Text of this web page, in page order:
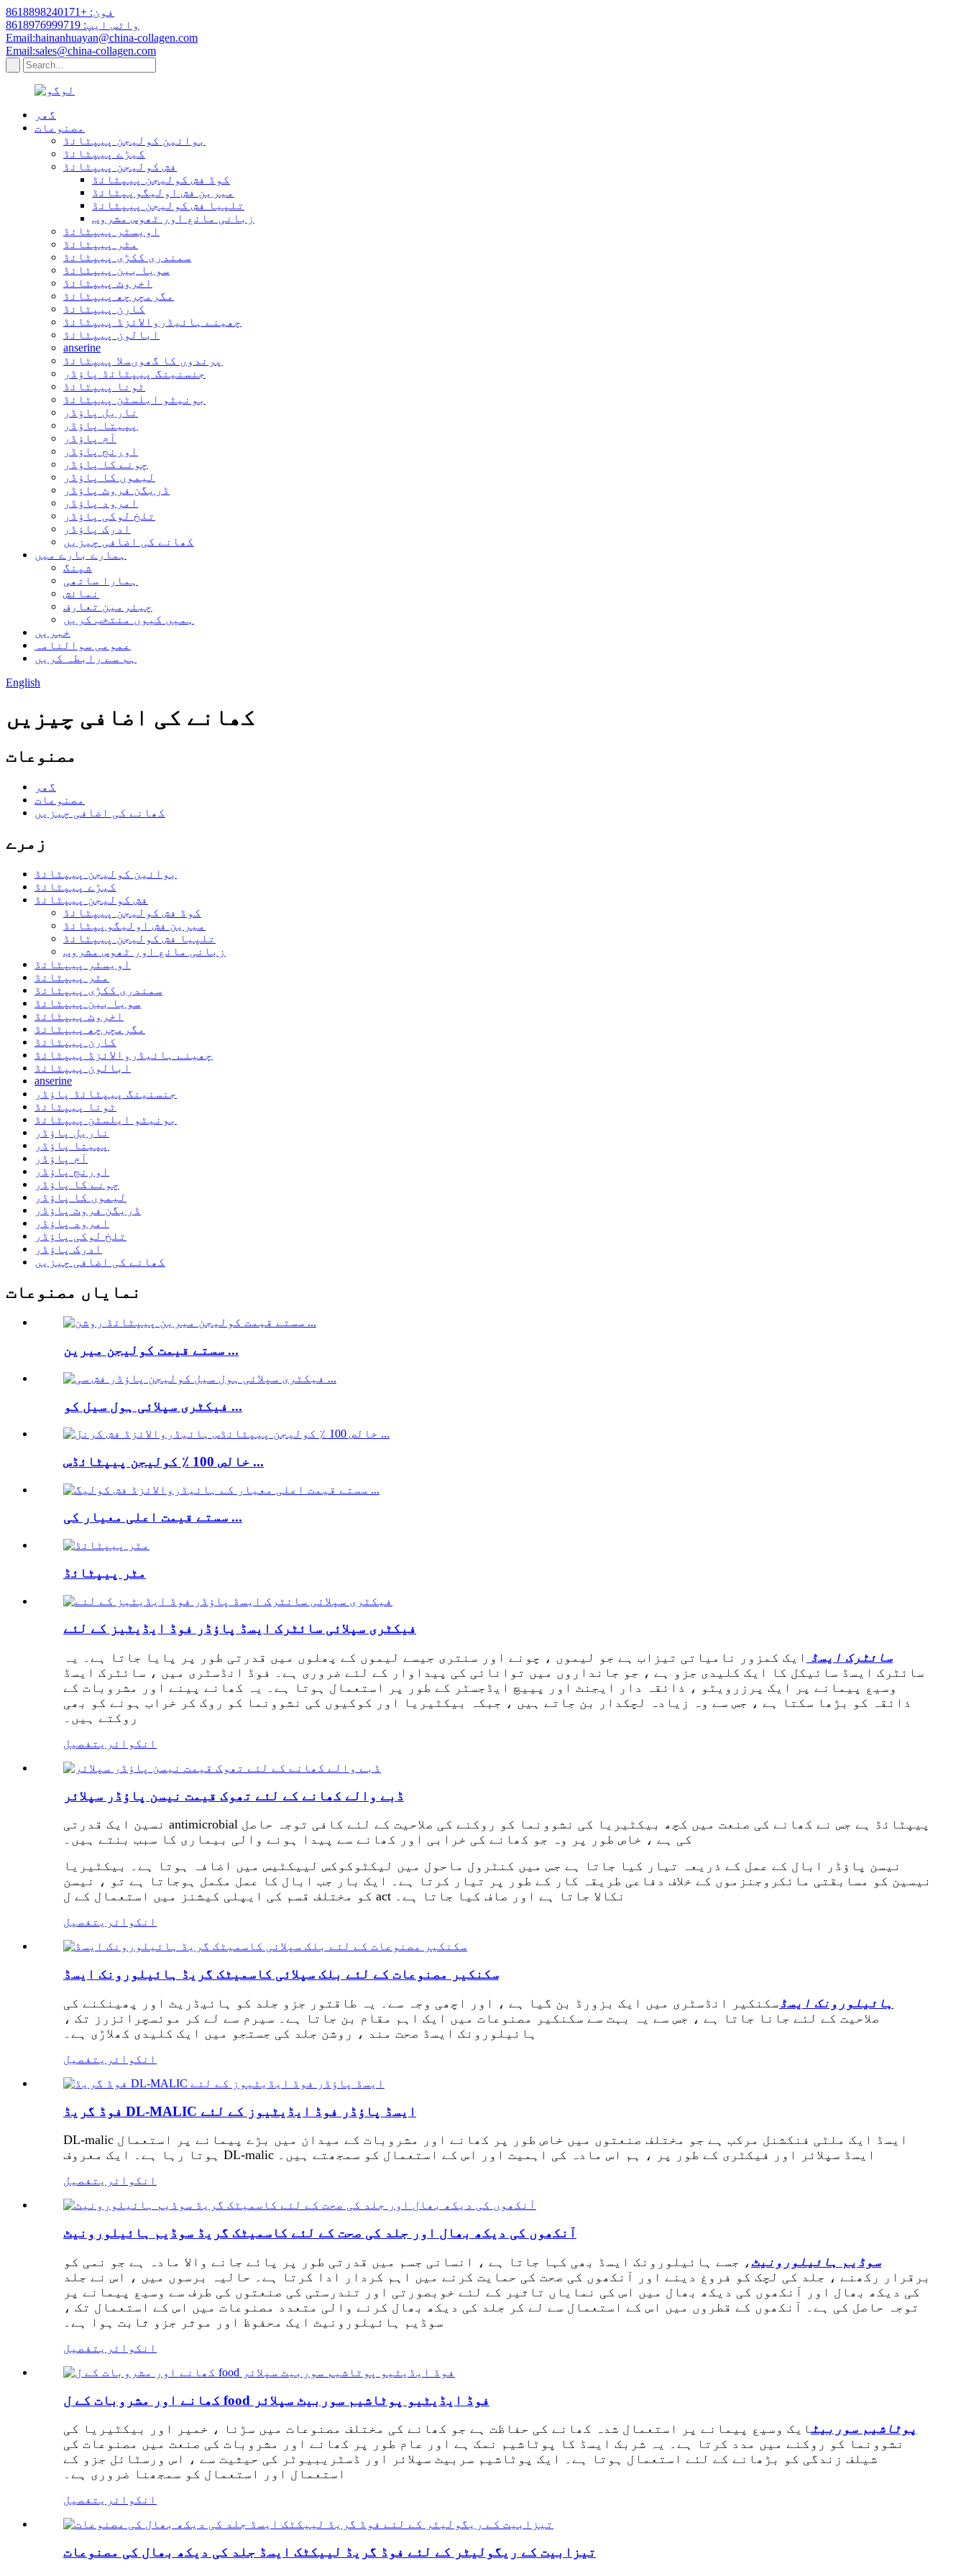
فون: +8618898240171
واٹس ایپ: 8618976999719
Email:hainanhuayan@china-collagen.com
Email:sales@china-collagen.com
گھر
مصنوعات
بوائین کولیجن پیپٹائڈ
کیڑے پیپٹائڈ
فش کولیجن پیپٹائڈ
کوڈ فش کولیجن پیپٹائڈ
میرین فش اولیگوپپٹائڈ
تلپیا فش کولیجن پیپٹائڈ
زبانی مائع اور ٹھوس مشروب
اویسٹر پیپٹائڈ
مٹر پیپٹائڈ
سمندری ککڑی پیپٹائڈ
سویا بین پیپٹائڈ
اخروٹ پیپٹائڈ
مگرمچرچھ پیپٹائڈ
کارن پیپٹائڈ
چھینے ہائیڈروالائزڈ پیپٹائڈ
ابالون پیپٹائڈ
anserine
پرندوں کا گھوںسلا پیپٹائڈ
جنسنینگ پیپٹائڈ پاؤڈر
ٹونا پیپٹائڈ
بونیٹو ایلسٹن پیپٹائڈ
ناریل پاؤڈر
پپیتا پاؤڈر
آم پاؤڈر
اورنج پاؤڈر
چونے کا پاؤڈر
لیموں کا پاؤڈر
ڈریگن فروٹ پاؤڈر
امرود پاؤڈر
تلخ لوکی پاؤڈر
ادرک پاؤڈر
کھانے کی اضافی چیزیں
ہمارے بارے میں
شپنگ
ہمارا ساتھی
نمائش
چیئرمین تعارف
ہمیں کیوں منتخب کریں
خبریں
عمومی سوالنامہ
ہم سے رابطہ کریں
English
کھانے کی اضافی چیزیں
مصنوعات
گھر
مصنوعات
کھانے کی اضافی چیزیں
زمرے
بوائین کولیجن پیپٹائڈ
کیڑے پیپٹائڈ
فش کولیجن پیپٹائڈ
کوڈ فش کولیجن پیپٹائڈ
میرین فش اولیگوپپٹائڈ
تلپیا فش کولیجن پیپٹائڈ
زبانی مائع اور ٹھوس مشروب
اویسٹر پیپٹائڈ
مٹر پیپٹائڈ
سمندری ککڑی پیپٹائڈ
سویا بین پیپٹائڈ
اخروٹ پیپٹائڈ
مگرمچرچھ پیپٹائڈ
کارن پیپٹائڈ
چھینے ہائیڈروالائزڈ پیپٹائڈ
ابالون پیپٹائڈ
anserine
جنسنینگ پیپٹائڈ پاؤڈر
ٹونا پیپٹائڈ
بونیٹو ایلسٹن پیپٹائڈ
ناریل پاؤڈر
پپیتا پاؤڈر
آم پاؤڈر
اورنج پاؤڈر
چونے کا پاؤڈر
لیموں کا پاؤڈر
ڈریگن فروٹ پاؤڈر
امرود پاؤڈر
تلخ لوکی پاؤڈر
ادرک پاؤڈر
کھانے کی اضافی چیزیں
نمایاں مصنوعات
سستے قیمت کولیجن میرین ...
فیکٹری سپلائی ہول سیل کو ...
خالص 100 ٪ کولیجن پیپٹائڈس ...
سستے قیمت اعلی معیار کی ...
مٹر پیپٹائڈ
فیکٹری سپلائی سائٹرک ایسڈ پاؤڈر فوڈ ایڈیٹیز کے لئے
سائٹرک ایسڈ ایک کمزور نامیاتی تیزاب ہے جو لیموں ، چونے اور سنتری جیسے لیموں کے پھلوں میں قدرتی طور پر پایا جاتا ہے۔ یہ
سائٹرک ایسڈ سائیکل کا ایک کلیدی جزو ہے ، جو جانداروں میں توانائی کی پیداوار کے لئے ضروری ہے۔ فوڈ انڈسٹری میں ، سائٹرک ایسڈ
وسیع پیمانے پر ایک پرزرویٹو ، ذائقہ دار ایجنٹ اور پییچ ایڈجسٹر کے طور پر استعمال ہوتا ہے۔ یہ کھانے پینے اور مشروبات کے
ذائقہ کو بڑھا سکتا ہے ، جس سے وہ زیادہ لچکدار بن جاتے ہیں ، جبکہ بیکٹیریا اور کوکیوں کی نشوونما کو روک کر خراب ہونے کو بھی
روکتے ہیں۔
انکوائری تفصیل
ڈبے والے کھانے کے لئے تھوک قیمت نیسن پاؤڈر سپلائر
نسین ایک قدرتی antimicrobial پیپٹائڈ ہے جس نے کھانے کی صنعت میں کچھ بیکٹیریا کی نشوونما کو روکنے کی صلاحیت کے لئے کافی توجہ حاصل
کی ہے ، خاص طور پر وہ جو کھانے کی خرابی اور کھانے سے پیدا ہونے والی بیماری کا سبب بنتے ہیں۔
نیسن پاؤڈر ابال کے عمل کے ذریعہ تیار کیا جاتا ہے جس میں کنٹرول ماحول میں لیکٹوکوکس لییکٹیس میں اضافہ ہوتا ہے۔ بیکٹیریا
نیسین کو مسابقتی مائکروجنزموں کے خلاف دفاعی طریقہ کار کے طور پر تیار کرتا ہے۔ ایک بار جب ابال کا عمل مکمل ہوجاتا ہے تو ، نیسن
کو مختلف قسم کی ایپلی کیشنز میں استعمال کے ل act نکالا جاتا ہے اور صاف کیا جاتا ہے۔
انکوائریتفصیل
سکنکیر مصنوعات کے لئے بلک سپلائی کاسمیٹک گریڈ ہائیلورونک ایسڈ
ہائیلورونک ایسڈسکنکیر انڈسٹری میں ایک بزورڈ بن گیا ہے ، اور اچھی وجہ سے۔ یہ طاقتور جزو جلد کو ہائیڈریٹ اور پھینکنے کی
صلاحیت کے لئے جانا جاتا ہے ، جس سے یہ بہت سے سکنکیر مصنوعات میں ایک اہم مقام بن جاتا ہے۔ سیرم سے لے کر موئسچرائزرز تک ،
ہائیلورونک ایسڈ صحت مند ، روشن جلد کی جستجو میں ایک کلیدی کھلاڑی ہے۔
انکوائری تفصیل
فوڈ گریڈ DL-MALIC ایسڈ پاؤڈر فوڈ ایڈیٹیوز کے لئے
DL-malic ایسڈ ایک ملٹی فنکشنل مرکب ہے جو مختلف صنعتوں میں خاص طور پر کھانے اور مشروبات کے میدان میں بڑے پیمانے پر استعمال
ہوتا رہا ہے۔ ایک معروف DL-malic ایسڈ سپلائر اور فیکٹری کے طور پر ، ہم اس مادہ کی اہمیت اور اس کے استعمال کو سمجھتے ہیں۔
انکوائری تفصیل
آنکھوں کی دیکھ بھال اور جلد کی صحت کے لئے کاسمیٹک گریڈ سوڈیم ہائیلورونیٹ
سوڈیم ہائیلورونیٹ ، جسے ہائیلورونک ایسڈ بھی کہا جاتا ہے ، انسانی جسم میں قدرتی طور پر پائے جانے والا مادہ ہے جو نمی کو
برقرار رکھنے ، جلد کی لچک کو فروغ دینے اور آنکھوں کی صحت کی حمایت کرنے میں اہم کردار ادا کرتا ہے۔ حالیہ برسوں میں ، اس نے جلد
کی دیکھ بھال اور آنکھوں کی دیکھ بھال میں اس کی نمایاں تاثیر کے لئے خوبصورتی اور تندرستی کی صنعتوں کی طرف سے وسیع پیمانے پر
توجہ حاصل کی ہے۔ آنکھوں کے قطروں میں اس کے استعمال سے لے کر جلد کی دیکھ بھال کرنے والی متعدد مصنوعات میں اس کے استعمال تک ،
سوڈیم ہائیلورونیٹ ایک محفوظ اور موثر جزو ثابت ہوا ہے۔
انکوائری تفصیل
کھانے اور مشروبات کے ل food فوڈ ایڈیٹیو پوٹاشیم سوربیٹ سپلائر
پوٹاشیم سوربیٹایک وسیع پیمانے پر استعمال شدہ کھانے کی حفاظت ہے جو کھانے کی مختلف مصنوعات میں سڑنا ، خمیر اور بیکٹیریا کی
نشوونما کو روکنے میں مدد کرتا ہے۔ یہ شربک ایسڈ کا پوٹاشیم نمک ہے اور عام طور پر کھانے اور مشروبات کی صنعت میں مصنوعات کی
شیلف زندگی کو بڑھانے کے لئے استعمال ہوتا ہے۔ ایک پوٹاشیم سربیٹ سپلائر اور ڈسٹریبیوٹر کی حیثیت سے ، اس ورسٹائل جزو کے
استعمال اور استعمال کو سمجھنا ضروری ہے۔
انکوائری تفصیل
تیزابیت کے ریگولیٹر کے لئے فوڈ گریڈ لییکٹک ایسڈ جلد کی دیکھ بھال کی مصنوعات